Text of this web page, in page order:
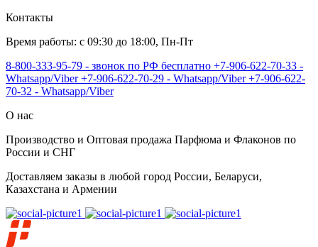
Контакты
Время работы: с 09:30 до 18:00, Пн-Пт
8-800-333-95-79 - звонок по РФ бесплатно +7-906-622-70-33 -
Whatsapp/Viber+7-906-622-70-29 - Whatsapp/Viber+7-906-622-
70-32 - Whatsapp/Viber
О нас
Производство и Оптовая продажа Парфюма и Флаконов по
России и СНГ
Доставляем заказы в любой город России, Беларуси,
Казахстана и Армении